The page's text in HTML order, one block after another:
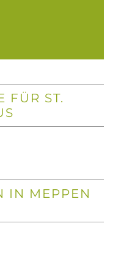
FÜR ST.
IN MEPPEN